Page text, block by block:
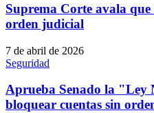
Suprema Corte avala que
orden judicial
7 de abril de 2026
Seguridad
Aprueba Senado la "Ley
bloquear cuentas sin